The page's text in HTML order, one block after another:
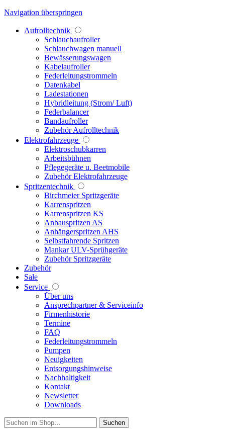
Navigation überspringen
Aufrolltechnik
Schlauchaufroller
Schlauchwagen manuell
Bewässerungswagen
Kabelaufroller
Federleitungstrommeln
Datenkabel
Ladestationen
Hybridleitung (Strom/ Luft)
Federbalancer
Bandaufroller
Zubehör Aufrolltechnik
Elektrofahrzeuge
Elektroschubkarren
Arbeitsbühnen
Pflegegeräte u. Beetmobile
Zubehör Elektrofahrzeuge
Spritzentechnik
Birchmeier Spritzgeräte
Karrenspritzen
Karrenspritzen KS
Anbauspritzen AS
Anhängerspritzen AHS
Selbstfahrende Spritzen
Mankar ULV-Sprühgeräte
Zubehör Spritzgeräte
Zubehör
Sale
Service
Über uns
Ansprechpartner & Serviceinfo
Firmenhistorie
Termine
FAQ
Federleitungstrommeln
Pumpen
Neuigkeiten
Entsorgungshinweise
Nachhaltigkeit
Kontakt
Newsletter
Downloads
Suchen